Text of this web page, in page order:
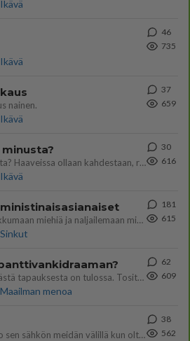
Ikävä
Ikävä
46
735
nainen.
Ikävä
37
659
Yhtä paljon, kuin minä sinusta? Haaveissa ollaan kahdestaan, rauhassa ja lähennytään fyysisesti ja tutustutaan syvemmin
Ikävä
30
616
Tulevat tänne palstalle haukkumaan miehiä ja naljailemaan miehelle, kehuvat olevansa heitä parempia. Itse asuvat MIEHE
Sinkut
181
615
Uusi draamasarja järkyttävästä tapauksesta on tulossa. Tositapahtumiin perustuva sarja ammentaa vuoden 1986 Mikkelin pan
Maailman menoa
62
609
Muru, sä oot ihana. Tunsitko sen sähkön meidän välillä kun oltiin ihan låhekkäin? 👩‍❤️‍👩❤️😼😘
38
562